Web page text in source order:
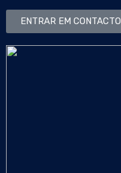
ENTRAR EM CONTACTO